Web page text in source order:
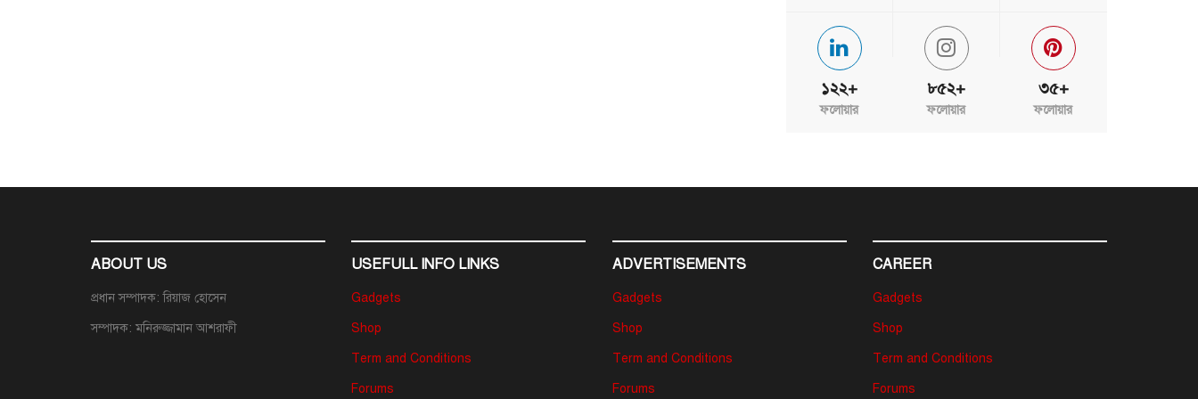
১২২+
ফলোয়ার
৮৫২+
ফলোয়ার
৩৫+
ফলোয়ার
ABOUT US
প্রধান সম্পাদক: রিয়াজ হোসেন
সম্পাদক: মনিরুজ্জামান আশরাফী
USEFULL INFO LINKS
Gadgets
Shop
Term and Conditions
Forums
ADVERTISEMENTS
Gadgets
Shop
Term and Conditions
Forums
CAREER
Gadgets
Shop
Term and Conditions
Forums